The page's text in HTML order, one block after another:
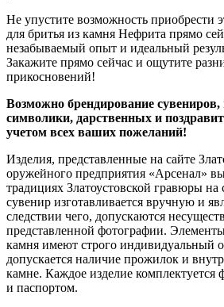
Не упустите возможность приобрести
для бритья из камня Нефрита прямо
незабываемый опыт и идеальный
Закажите прямо сейчас и ощутите
прикосновений!
Возможно брендирование
символики, дарственных и
учетом всех ваших пожеланий!
Изделия, представленные на сайте
оружейного предприятия «Арсенал»
традициях Златоустовской гравюры
сувенир изготавливается вручную и
следствии чего, допускаются
представленной фотографии.
камня имеют строго индивидуальный
допускается наличие прожилок и
камне. Каждое изделие комплектуется
и паспортом.